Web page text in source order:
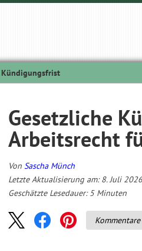
Kündigungsfrist
Gesetzliche
Arbeitsrecht
Von Sascha Münch
Letzte Aktualisierung am: 8. Juli 2026
Geschätzte Lesedauer: 5 Minuten
Kommentare